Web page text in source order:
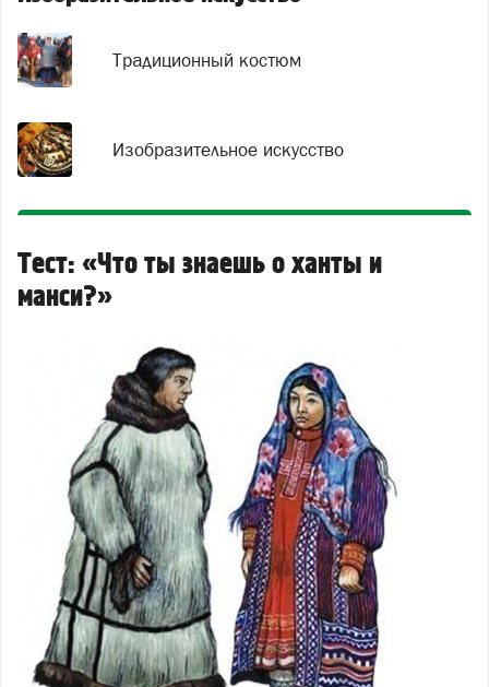
Традиционный костюм
Изобразительное искусство
Тест: «Что ты знаешь о ханты и
манси?»